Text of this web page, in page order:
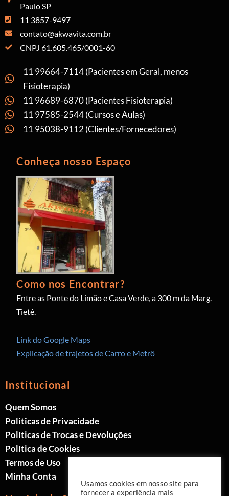
Paulo SP
11 3857-9497
contato@akwavita.com.br
CNPJ 61.605.465/0001-60
11 99664-7114 (Pacientes em Geral, menos
Fisioterapia)
11 96689-6870 (Pacientes Fisioterapia)
11 97585-2544 (Cursos e Aulas)
11 95038-9112 (Clientes/Fornecedores)
Conheça nosso Espaço
Como nos Encontrar?
Entre as Ponte do Limão e Casa Verde, a 300 m da Marg.
Tietê.
Link do Google Maps
Explicação de trajetos de Carro e Metrô
Institucional
Quem Somos
Politicas de Privacidade
Políticas de Trocas e Devoluções
Política de Cookies
Termos de Uso
Minha Conta
Usamos cookies em nosso site para
fornecer a experiência mais